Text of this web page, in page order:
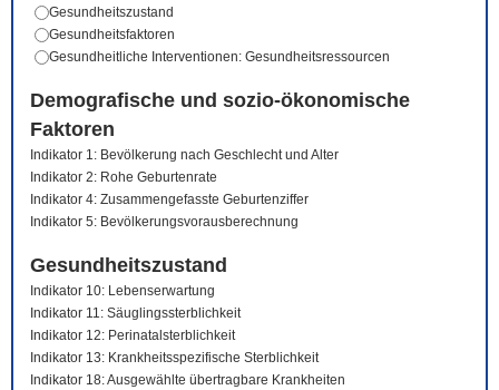
Gesundheitszustand
Gesundheitsfaktoren
Gesundheitliche Interventionen: Gesundheitsressourcen
Demografische und sozio-ökonomische
Faktoren
Indikator 1: Bevölkerung nach Geschlecht und Alter
Indikator 2: Rohe Geburtenrate
Indikator 4: Zusammengefasste Geburtenziffer
Indikator 5: Bevölkerungsvorausberechnung
Gesundheitszustand
Indikator 10: Lebenserwartung
Indikator 11: Säuglingssterblichkeit
Indikator 12: Perinatalsterblichkeit
Indikator 13: Krankheitsspezifische Sterblichkeit
Indikator 18: Ausgewählte übertragbare Krankheiten